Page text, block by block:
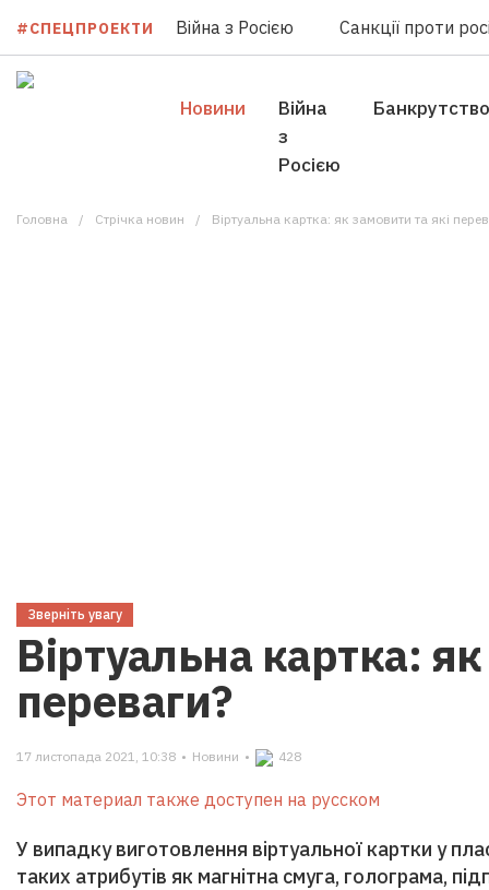
#СПЕЦПРОЕКТИ Війна з Росією Санкції проти
Новини
Війна
з
Росією
Банкрутство
Головна Стрічка новин Віртуальна картка: як замовити та які
Зверніть увагу
Віртуальна картка:
переваги?
17 листопада 2021, 10:38 • Новини • 428
Этот материал также доступен на русском
У випадку виготовлення віртуальної картки у
таких атрибутів як магнітна смуга, голограма,